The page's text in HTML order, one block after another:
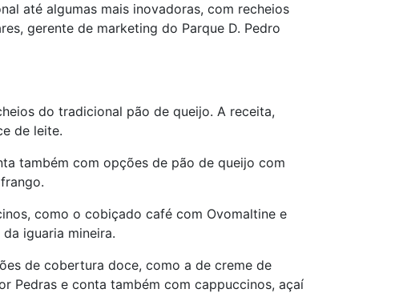
até algumas mais inovadoras, com recheios
gerente de marketing do Parque D. Pedro
do tradicional pão de queijo. A receita,
de leite.
também com opções de pão de queijo com
como o cobiçado café com Ovomaltine e
iguaria mineira.
de cobertura doce, como a de creme de
Pedras e conta também com cappuccinos, açaí